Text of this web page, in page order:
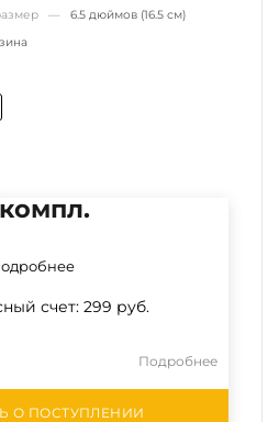
— 6.5 дюймов (16.5 см)
счет: 299 руб.
Подробнее
О ПОСТУПЛЕНИИ